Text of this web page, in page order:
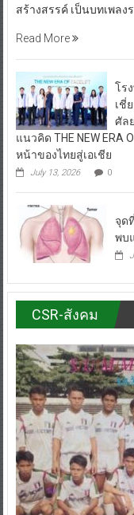
สร้างสรรค์ เป็นบทเพล
Read More
โร
เชี่
ศัล
แนวคิด THE NEW ERA
หน้าของไทยสู่เอเชีย
July 13, 2026 0
จุด
พบ
CSR-สังคม